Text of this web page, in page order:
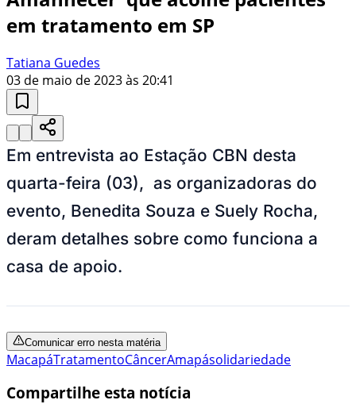
em tratamento em SP
Tatiana Guedes
03 de maio de 2023 às 20:41
Em entrevista ao Estação CBN desta
quarta-feira (03), as organizadoras do
evento, Benedita Souza e Suely Rocha,
deram detalhes sobre como funciona a
casa de apoio.
Comunicar erro nesta matéria
MacapáTratamentoCâncerAmapásolidariedade
Compartilhe esta notícia